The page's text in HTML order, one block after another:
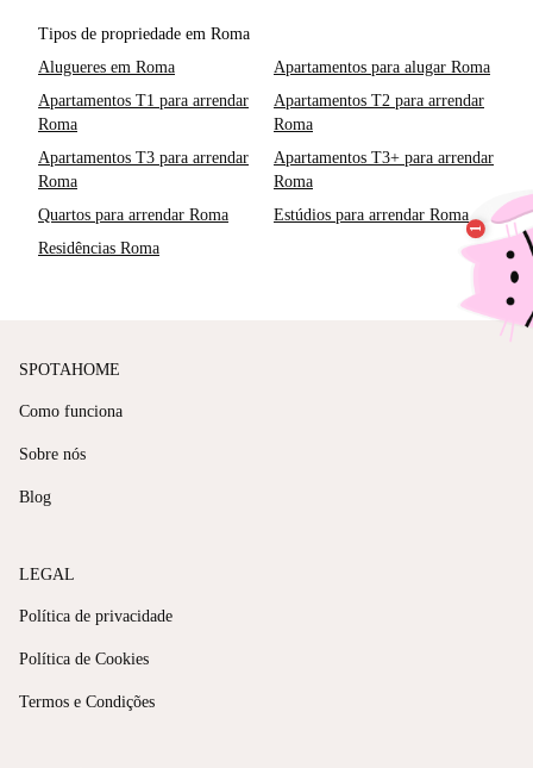
Tipos de propriedade em Roma
Alugueres em Roma
Apartamentos para alugar Roma
Apartamentos T1 para arrendar
Roma
Apartamentos T2 para arrendar
Roma
Apartamentos T3 para arrendar
Roma
Apartamentos T3+ para arrendar
Roma
Quartos para arrendar Roma
Estúdios para arrendar Roma
Residências Roma
SPOTAHOME
Como funciona
Sobre nós
Blog
LEGAL
Política de privacidade
Política de Cookies
Termos e Condições